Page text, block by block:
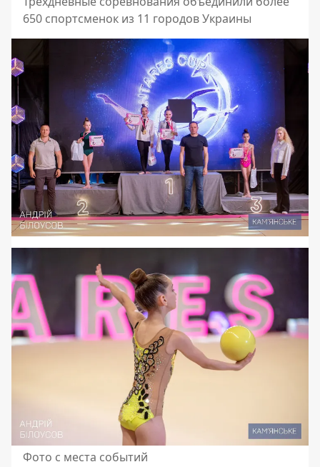
650 спортсменок из 11 городов Украины
Фото с места событий